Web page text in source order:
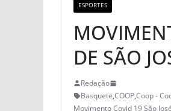
ESPORTES
DE SÃO
Redação
Basquete,COOP,Coop -
Movimento Covid 19 São